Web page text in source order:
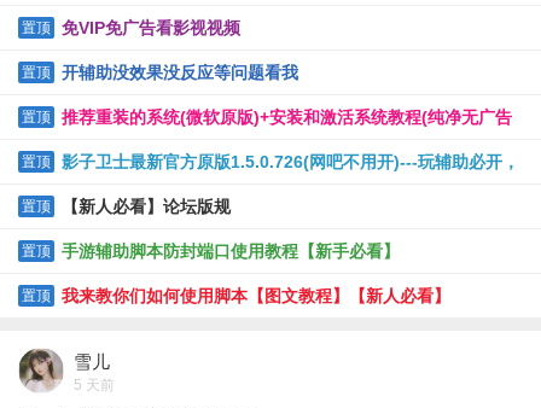
置顶 免VIP免广告看影视视频
置顶 开辅助没效果没反应等问题看我
置顶 推荐重装的系统(微软原版)+安装和激活系统教程(纯净无广告
软件)
置顶 影子卫士最新官方原版1.5.0.726(网吧不用开)---玩辅助必开，
保护电脑
置顶 【新人必看】论坛版规
置顶 手游辅助脚本防封端口使用教程【新手必看】
置顶 我来教你们如何使用脚本【图文教程】【新人必看】
雪儿
5 天前